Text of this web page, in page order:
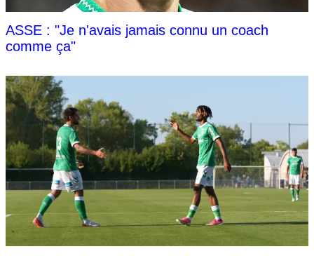
ASSE : "Je n'avais jamais connu un coach
comme ça"